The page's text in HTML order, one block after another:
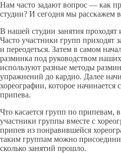
Нам часто задают вопрос — как
студии? И сегодня мы расскажем
В нашей студии занятия проходят
Часто участники групп приходят
и переодеться. Затем в самом
разминка под руководством
используют разные методы
упражнений до кардио. Далее
хореографии, которое начинается
припева.
Что касается групп по
участники группы вместе с
припев из понравившейся
таким группам можно
сколько занятий прошло.